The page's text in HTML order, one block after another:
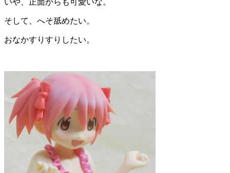
いや、正面からも可愛いな。
そして、へそ舐めたい。
おなかすりすりしたい。